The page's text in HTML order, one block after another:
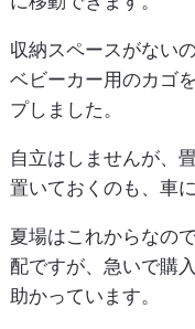
収納スペースがない
ベビーカー用のカゴ
プしました。
自立はしませんが、
置いておくのも、車
夏場はこれからなの
配ですが、急いで購
助かっています。